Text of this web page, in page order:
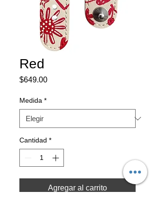
Red
$649.00Precio
Medida *
Cantidad *
Agregar al carrito